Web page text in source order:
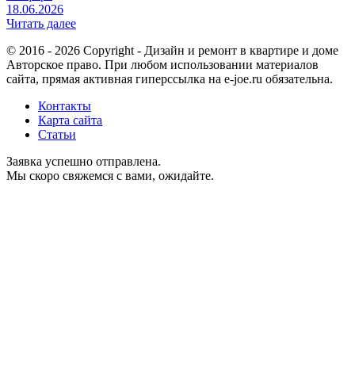
18.06.2026
Читать далее
© 2016 - 2026 Copyright - Дизайн и ремонт в квартире и доме
Авторское право. При любом использовании материалов
сайта, прямая активная гиперссылка на e-joe.ru обязательна.
Контакты
Карта сайта
Статьи
Заявка успешно отправлена.
Мы скоро свяжемся с вами, ожидайте.